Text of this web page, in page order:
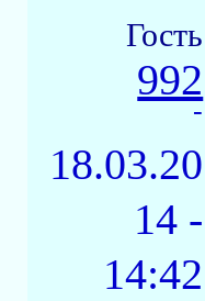
Гость
992
-
18.03.20
14 -
14:42